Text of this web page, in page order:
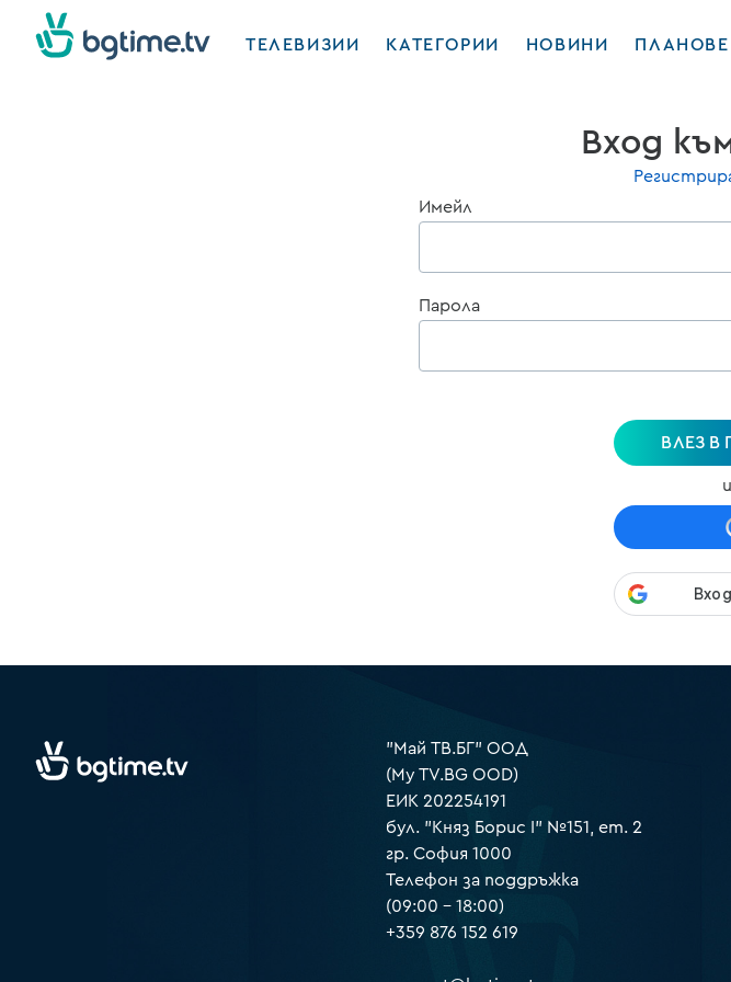
ТЕЛЕВИЗИИ КАТЕГОРИИ НОВИНИ ПЛАНОВЕ
Вход
Имейл
Парола
ВЛЕЗ В
"Май ТВ.БГ" ООД
(My TV.BG OOD)
ЕИК 202254191
бул. "Княз Борис I" №151, ет. 2
гр. София 1000
Телефон за поддръжка
(09:00 – 18:00)
+359 876 152 619